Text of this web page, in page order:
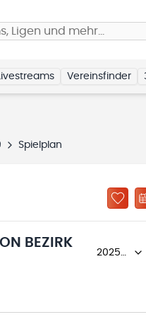
Ligen und mehr…
Vereinsfinder
Spielplan
BEZIRK
2025/26